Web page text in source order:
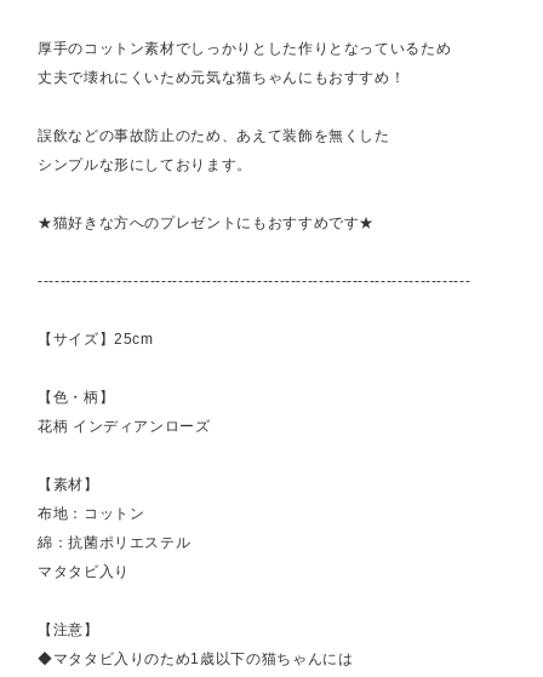
厚手のコットン素材でしっかりとした作りとなっているため
丈夫で壊れにくいため元気な猫ちゃんにもおすすめ！
誤飲などの事故防止のため、あえて装飾を無くした
シンプルな形にしております。
★猫好きな方へのプレゼントにもおすすめです★
-----------------------------------------------------------------------------
【サイズ】25cm
【色・柄】
花柄 インディアンローズ
【素材】
布地：コットン
綿：抗菌ポリエステル
マタタビ入り
【注意】
◆マタタビ入りのため1歳以下の猫ちゃんには